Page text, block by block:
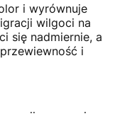
i wyrównuje
wilgoci na
się nadmiernie, a
i